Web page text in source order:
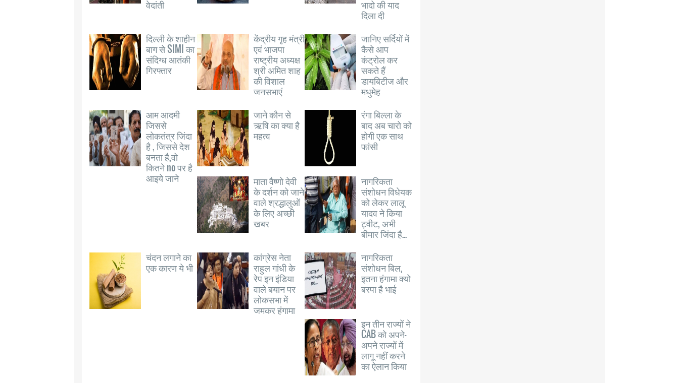
वेदांती
भादो की याद
दिला दी
दिल्ली के शाहीन
बाग से SIMI का
संदिग्ध आतंकी
गिरफ्तार
केंद्रीय गृह मंत्री
एवं भाजपा
राष्ट्रीय अध्यक्ष
श्री अमित शाह
की विशाल
जनसभाएं
जानिए सर्दियों में
कैसे आप
कंट्रोल कर
सकते हैं
डायबिटीज और
मधुमेह
आम आदमी
जिससे
लोकतंत्र जिंदा
है , जिससे देश
बनता है,वो
कितने no पर है
आइये जाने
जाने कौन से
ऋषि का क्या है
महत्व
रंगा बिल्ला के
बाद अब चारो को
होगी एक साथ
फांसी
माता वैष्णो देवी
के दर्शन को जाने
वाले श्रद्धालुओं
के लिए अच्छी
खबर
नागरिकता
संशोधन विधेयक
को लेकर लालू
यादव ने किया
ट्वीट, अभी
बीमार जिंदा है...
चंदन लगाने का
एक कारण ये भी
कांग्रेस नेता
राहुल गांधी के
रेप इन इंडिया
वाले बयान पर
लोकसभा में
जमकर हंगामा
नागरिकता
संशोधन बिल,
इतना हंगामा क्यो
बरपा है भाई
इन तीन राज्यों ने
CAB को अपने-
अपने राज्यों में
लागू नहीं करने
का ऐलान किया